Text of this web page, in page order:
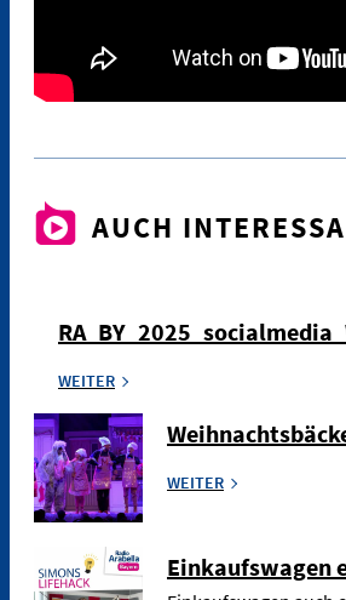
AUCH
WEITER
WEITER
Einkaufswagen